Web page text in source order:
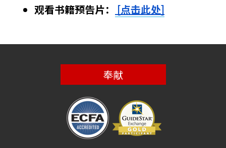
观看书籍预告片： [点击此处]
奉献